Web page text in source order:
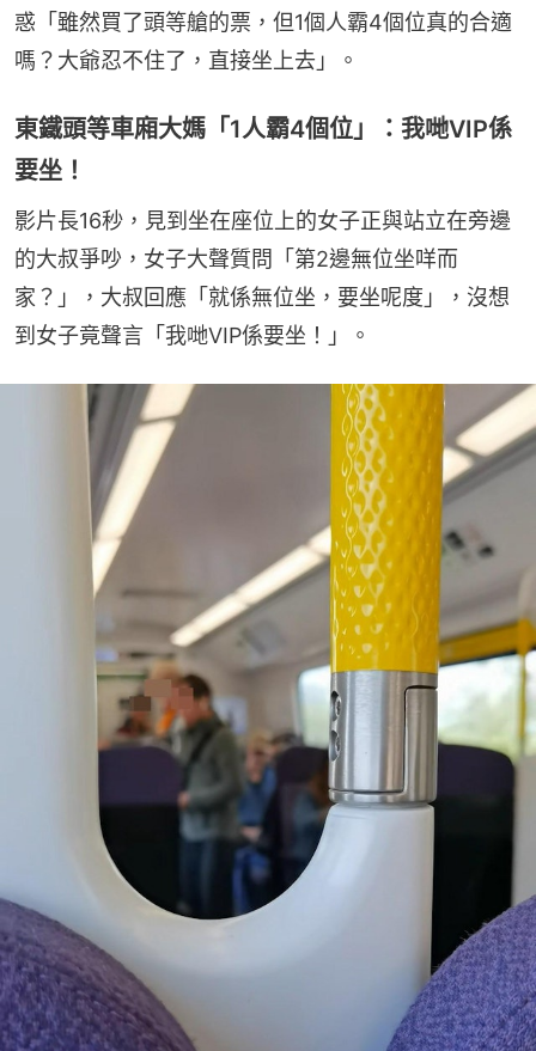
惑「雖然買了頭等艙的票，但1個人霸4個位真的合適
嗎？大爺忍不住了，直接坐上去」。
東鐵頭等車廂大媽「1人霸4個位」：我哋VIP係
要坐！
影片長16秒，見到坐在座位上的女子正與站立在旁邊
的大叔爭吵，女子大聲質問「第2邊無位坐咩而
家？」，大叔回應「就係無位坐，要坐呢度」，沒想
到女子竟聲言「我哋VIP係要坐！」。